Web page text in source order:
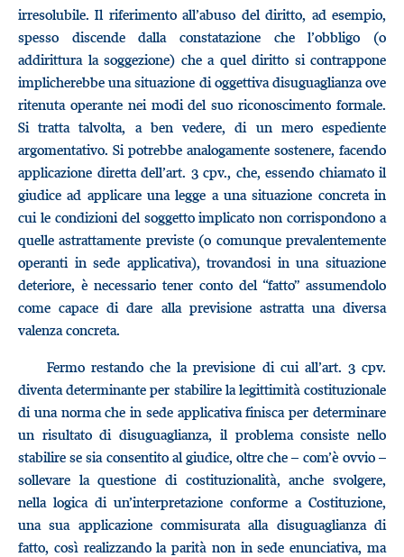
irresolubile. Il riferimento all’abuso del diritto, ad esempio,
spesso discende dalla constatazione che l’obbligo (o
addirittura la soggezione) che a quel diritto si contrappone
implicherebbe una situazione di oggettiva disuguaglianza ove
ritenuta operante nei modi del suo riconoscimento formale.
Si tratta talvolta, a ben vedere, di un mero espediente
argomentativo. Si potrebbe analogamente sostenere, facendo
applicazione diretta dell’art. 3 cpv., che, essendo chiamato il
giudice ad applicare una legge a una situazione concreta in
cui le condizioni del soggetto implicato non corrispondono a
quelle astrattamente previste (o comunque prevalentemente
operanti in sede applicativa), trovandosi in una situazione
deteriore, è necessario tener conto del “fatto” assumendolo
come capace di dare alla previsione astratta una diversa
valenza concreta.
Fermo restando che la previsione di cui all’art. 3 cpv.
diventa determinante per stabilire la legittimità costituzionale
di una norma che in sede applicativa finisca per determinare
un risultato di disuguaglianza, il problema consiste nello
stabilire se sia consentito al giudice, oltre che – com’è ovvio –
sollevare la questione di costituzionalità, anche svolgere,
nella logica di un’interpretazione conforme a Costituzione,
una sua applicazione commisurata alla disuguaglianza di
fatto, così realizzando la parità non in sede enunciativa, ma